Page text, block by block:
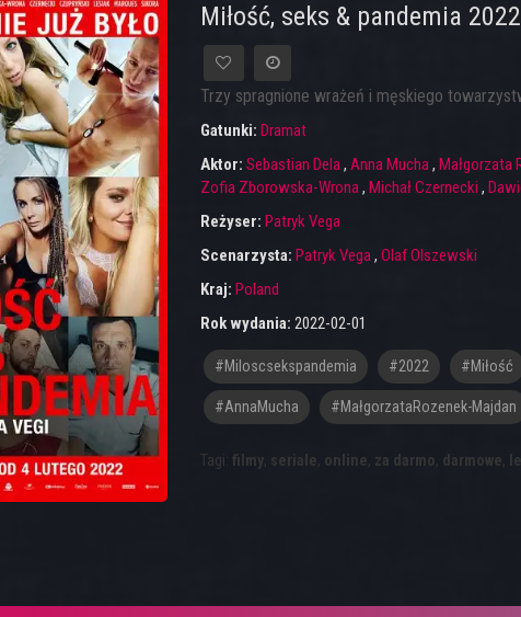
Miłość, seks & pandemia 2022
Trzy spragnione wrażeń i męskiego
Gatunki: Dramat
Aktor: Sebastian Dela, Anna Mucha, Małgorzata
Zofia Zborowska-Wrona, Michał Czernecki ,
Reżyser: Patryk Vega
Scenarzysta: Patryk Vega, Olaf Olszewski
Kraj: Poland
Rok wydania: 2022-02-01
#miloscsekspandemia #2022 #Miłość
#AnnaMucha #MałgorzataRozenek-Majdan
Tagi: filmy, seriale, online, za darmo, darmowe,